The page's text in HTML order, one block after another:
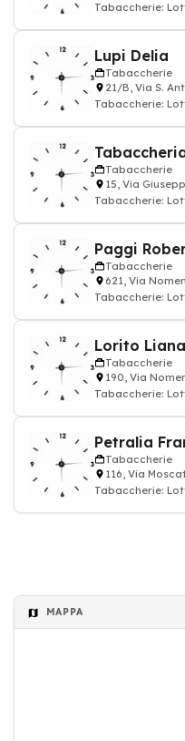
Tabaccherie:
Lupi Delia
Tabaccherie
21/B, Via S.
Tabaccherie:
Tabaccherie
15, Via
Tabaccherie:
Paggi
Tabaccherie
621, Via
Tabaccherie:
Lorito Liana
Tabaccherie
190, Via
Tabaccherie:
Petralia
Tabaccherie
116, Via
Tabaccherie:
MAPPA